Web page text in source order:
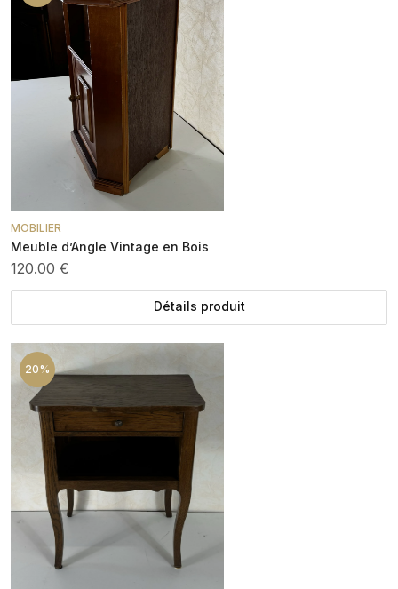
MOBILIER
Meuble d’Angle Vintage en Bois
120.00 €
Détails produit
20%